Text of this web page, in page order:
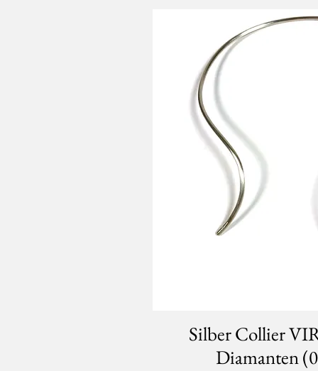
Silber Collier
Diamanten